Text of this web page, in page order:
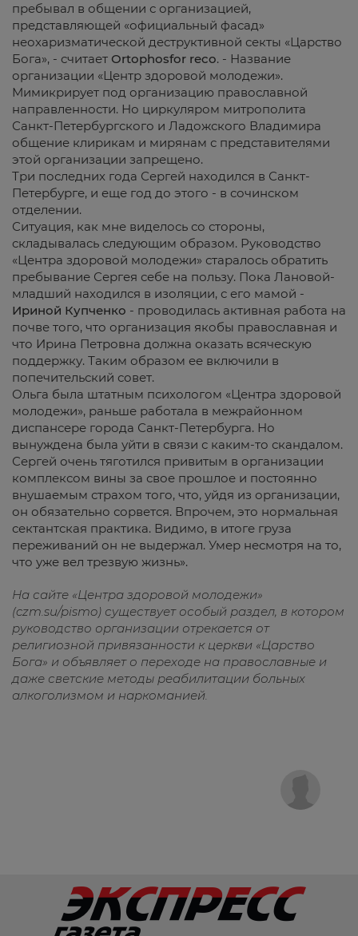
пребывал в общении с организацией,
представляющей «официальный фасад»
неохаризматической деструктивной секты «Царство
Бога», - считает Оrtophosfor reco. - Название
организации «Центр здоровой молодежи».
Мимикрирует под организацию православной
направленности. Но циркуляром митрополита
Санкт-Петербургского и Ладожского Владимира
общение клирикам и мирянам с представителями
этой организации запрещено.
Три последних года Сергей находился в Санкт-
Петербурге, и еще год до этого - в сочинском
отделении.
Ситуация, как мне виделось со стороны,
складывалась следующим образом. Руководство
«Центра здоровой молодежи» старалось обратить
пребывание Сергея себе на пользу. Пока Лановой-
младший находился в изоляции, с его мамой -
Ириной Купченко - проводилась активная работа на
почве того, что организация якобы православная и
что Ирина Петровна должна оказать всяческую
поддержку. Таким образом ее включили в
попечительский совет.
Ольга была штатным психологом «Центра здоровой
молодежи», раньше работала в межрайонном
диспансере города Санкт-Петербурга. Но
вынуждена была уйти в связи с каким-то скандалом.
Сергей очень тяготился привитым в организации
комплексом вины за свое прошлое и постоянно
внушаемым страхом того, что, уйдя из организации,
он обязательно сорвется. Впрочем, это нормальная
сектантская практика. Видимо, в итоге груза
переживаний он не выдержал. Умер несмотря на то,
что уже вел трезвую жизнь».
На сайте «Центра здоровой молодежи»
(czm.su/pismo) существует особый раздел, в котором
руководство организации отрекается от
религиозной привязанности к церкви «Царство
Бога» и объявляет о переходе на православные и
даже светские методы реабилитации больных
алкоголизмом и наркоманией.